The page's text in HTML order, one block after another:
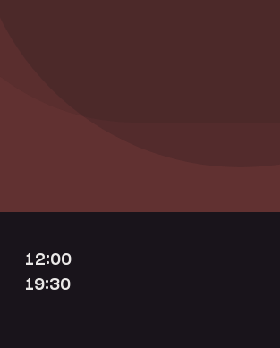
12:00
19:30